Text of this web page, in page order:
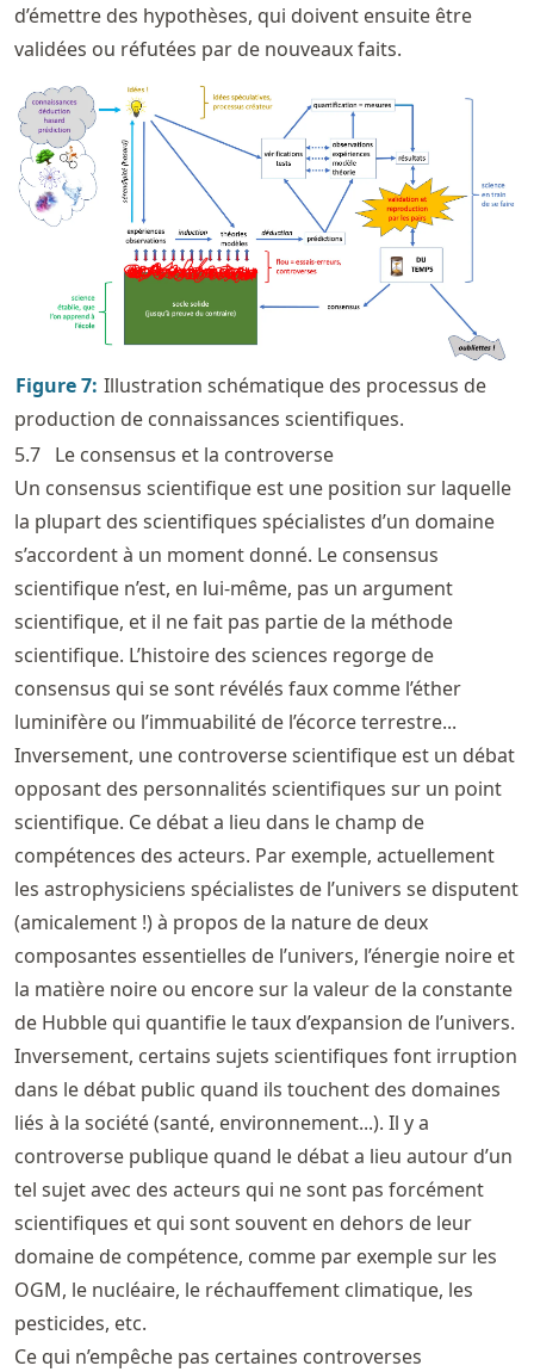
d’émettre des hypothèses, qui doivent ensuite être
validées ou réfutées par de nouveaux faits.
Figure7: Illustration schématique des processus de
production de connaissances scientifiques.
5.7 Le consensus et la controverse
Un consensus scientifique est une position sur laquelle
la plupart des scientifiques spécialistes d’un domaine
s’accordent à un moment donné. Le consensus
scientifique n’est, en lui-même, pas un argument
scientifique, et il ne fait pas partie de la méthode
scientifique. L’histoire des sciences regorge de
consensus qui se sont révélés faux comme l’éther
luminifère ou l’immuabilité de l’écorce terrestre...
Inversement, une controverse scientifique est un débat
opposant des personnalités scientifiques sur un point
scientifique. Ce débat a lieu dans le champ de
compétences des acteurs. Par exemple, actuellement
les astrophysiciens spécialistes de l’univers se disputent
(amicalement !) à propos de la nature de deux
composantes essentielles de l’univers, l’énergie noire et
la matière noire ou encore sur la valeur de la constante
de Hubble qui quantifie le taux d’expansion de l’univers.
Inversement, certains sujets scientifiques font irruption
dans le débat public quand ils touchent des domaines
liés à la société (santé, environnement...). Il y a
controverse publique quand le débat a lieu autour d’un
tel sujet avec des acteurs qui ne sont pas forcément
scientifiques et qui sont souvent en dehors de leur
domaine de compétence, comme par exemple sur les
OGM, le nucléaire, le réchauffement climatique, les
pesticides, etc.
Ce qui n’empêche pas certaines controverses